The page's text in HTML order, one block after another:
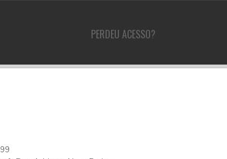
PERDEU ACESSO?